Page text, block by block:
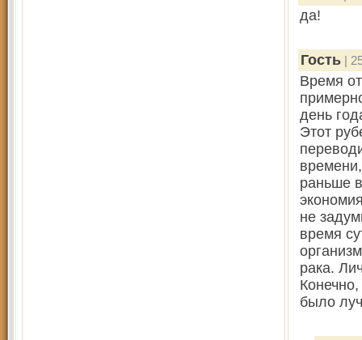
да!
Гость |
Время
день
Этот
раньше
не
время
рака.
было